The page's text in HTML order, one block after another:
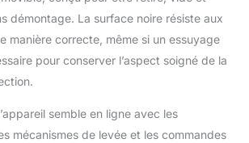
démontage. La surface noire résiste aux
manière correcte, même si un essuyage
pour conserver l’aspect soigné de la
semble en ligne avec les
mécanismes de levée et les commandes